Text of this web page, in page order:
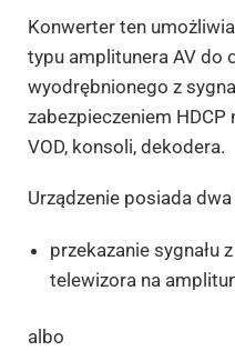
Konwerter ten
typu amplitunera AV do
wyodrębnionego z
zabezpieczeniem
VOD, konsoli, dekodera.
Urządzenie posiada
przekazanie sygnału
telewizora na
albo